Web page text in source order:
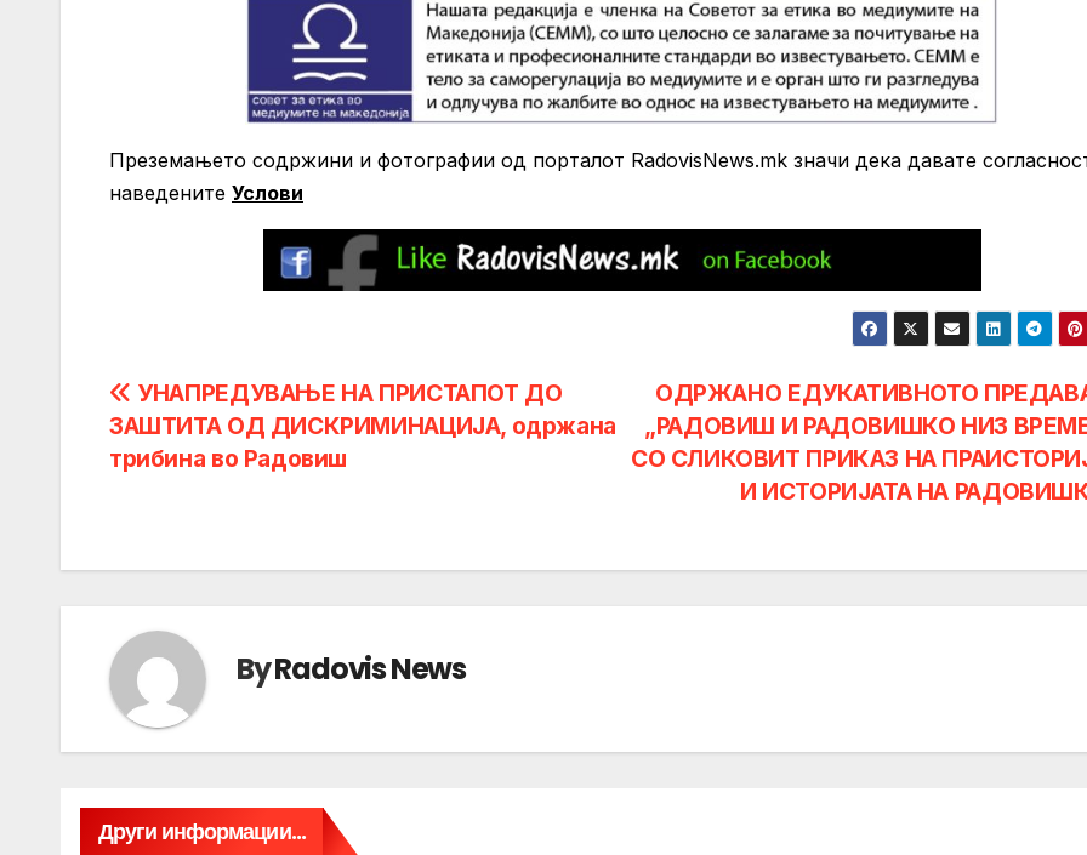
Преземањето содржини и фотографии од порталот RadovisNews.mk значи дека давате
нaведените Услови
Post
navigation
ОДРЖАНО ЕДУКАТИВНОТО
„РАДОВИШ И РАДОВИШКО НИЗ
СО СЛИКОВИТ ПРИКАЗ НА
И ИСТОРИЈАТА НА
УНАПРЕДУВАЊЕ НА ПРИСТАПОТ ДО
ЗАШТИТА ОД ДИСКРИМИНАЦИЈА, одржана
трибина во Радовиш
ByRadovis News
Други информации...